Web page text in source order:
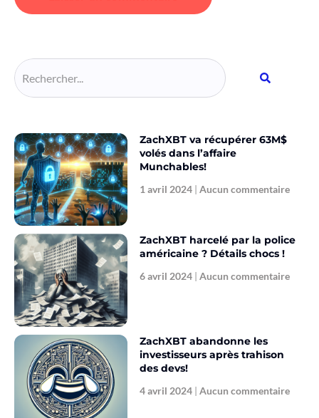
ZachXBT va récupérer 63M$
volés dans l’affaire
Munchables!
1 avril 2024 Aucun commentaire
ZachXBT harcelé par la police
américaine ? Détails chocs !
6 avril 2024 Aucun commentaire
ZachXBT abandonne les
investisseurs après trahison
des devs!
4 avril 2024 Aucun commentaire